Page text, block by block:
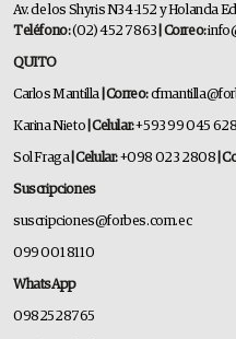
Av. de los Shyris N34-152 y Holanda
Teléfono:(02) 452 7863 | Correo:
QUITO
Carlos Mantilla | Correo:
Karina Nieto | Celular:+593 99 045
Sol Fraga | Celular:+098 023 2808 |
Suscripciones
suscripciones@forbes.com.ec
099 001 8110
WhatsApp
0982528765